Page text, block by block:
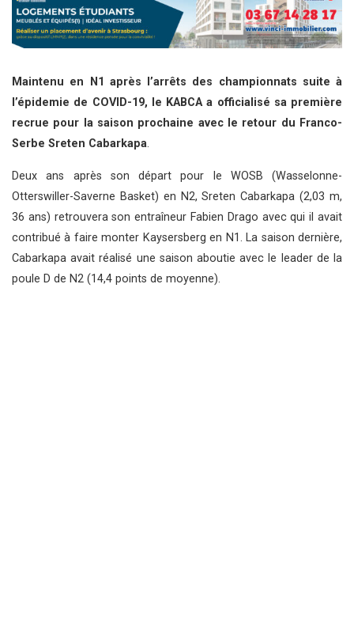
Maintenu en N1 après l’arrêts des championnats suite à
l’épidemie de COVID-19, le KABCA a officialisé sa première
recrue pour la saison prochaine avec le retour du Franco-
Serbe Sreten Cabarkapa.
Deux ans après son départ pour le WOSB (Wasselonne-
Otterswiller-Saverne Basket) en N2, Sreten Cabarkapa (2,03 m,
36 ans) retrouvera son entraîneur Fabien Drago avec qui il avait
contribué à faire monter Kaysersberg en N1. La saison dernière,
Cabarkapa avait réalisé une saison aboutie avec le leader de la
poule D de N2 (14,4 points de moyenne).